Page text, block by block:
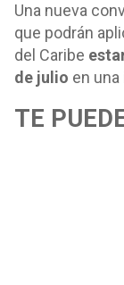
Una nueva
que podrán
del Caribe
de julio en
TE